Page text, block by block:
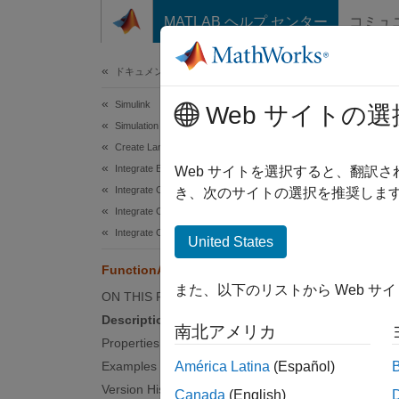
コンテンツへスキップ
MATLAB ヘルプ センター コミュ
ドキュメンテーションのホーム
Simulink
Simulation Integration
Create Large-Scale Model Components
Integrate External Code into Simulink
Integrate C/C++ Code into Simulink
Integrate C/C++ Code Using Code Importers
Integrate C Code Using C Caller Blocks
FunctionArgument
ON THIS PAGE
Description
Properties
Examples
Version History
Web サイトの選
Web サイトを選択すると、翻訳
き、次のサイトの選択を推奨しま
United States
また、以下のリストから Web サ
南北アメリカ
América Latina (Español)
Canada (English)